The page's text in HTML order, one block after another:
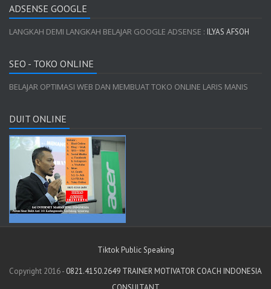
ADSENSE GOOGLE
LANGKAH DEMI LANGKAH BELAJAR GOOGLE ADSENSE : ILYAS AFSOH
SEO - TOKO ONLINE
BELAJAR OPTIMASI WEB DAN MEMBUAT TOKO ONLINE LARIS MANIS
DUIT ONLINE
Tiktok Public Speaking
Copyright 2016 - 0821.4150.2649 TRAINER MOTIVATOR COACH INDONESIA